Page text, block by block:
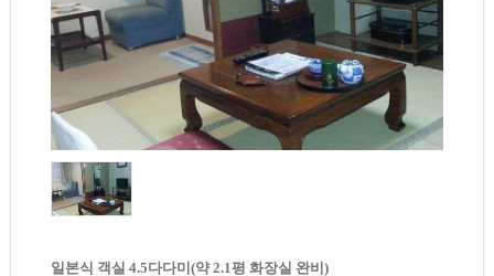
일본식 객실 4.5다다미(약 2.1평 화장실 완비)